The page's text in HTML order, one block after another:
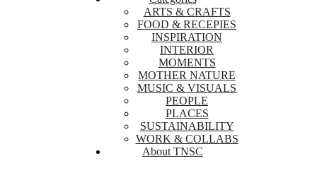
ARTS & CRAFTS
FOOD & RECEPIES
INSPIRATION
INTERIOR
MOMENTS
MOTHER NATURE
MUSIC & VISUALS
PEOPLE
PLACES
SUSTAINABILITY
WORK & COLLABS
About TNSC